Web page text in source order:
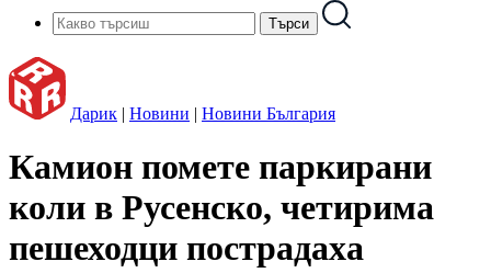
Дарик | Новини | Новини България
Камион помете паркирани
коли в Русенско, четирима
пешеходци пострадаха